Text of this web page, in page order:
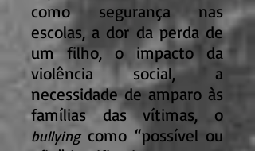
como segurança nas
escolas, a dor da perda de
um filho, o impacto da
violência social, a
necessidade de amparo às
famílias das vítimas, o
bullyingcomo “possível ou